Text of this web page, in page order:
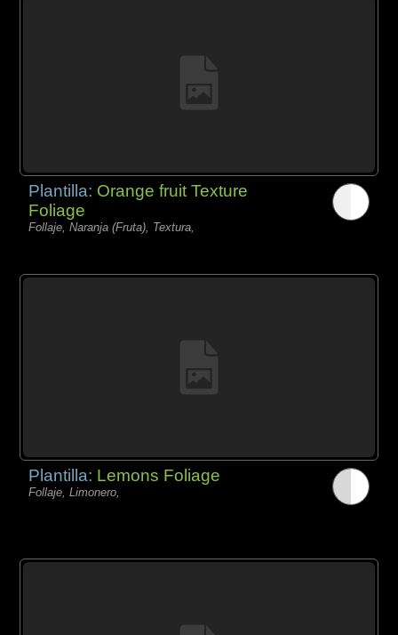
Plantilla: Orange fruit Texture
Foliage
Follaje, Naranja (Fruta), Textura,
Plantilla: Lemons Foliage
Follaje, Limonero,